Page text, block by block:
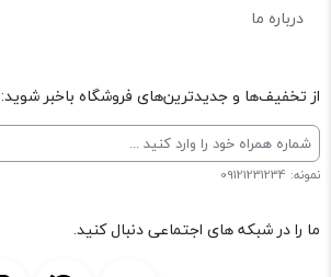
درباره ما
از تخفیف‌ها و جدیدترین‌های فروشگاه باخبر شوید:
نمونه: 09121231234
ما را در شبکه های اجتماعی دنبال کنید.